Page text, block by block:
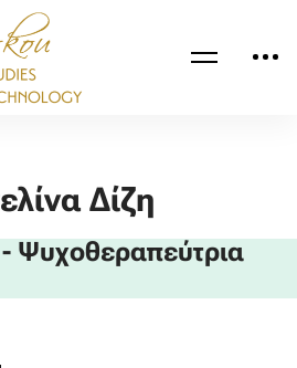
Δίζη​
Ψυχοθεραπεύτρια​